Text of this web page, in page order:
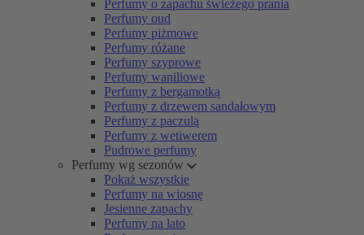
Perfumy o zapachu świeżego prania
Perfumy oud
Perfumy piżmowe
Perfumy różane
Perfumy szyprowe
Perfumy waniliowe
Perfumy z bergamotką
Perfumy z drzewem sandałowym
Perfumy z paczulą
Perfumy z wetiwerem
Pudrowe perfumy
Perfumy wg sezonów
Pokaż wszystkie
Perfumy na wiosnę
Jesienne zapachy
Perfumy na lato